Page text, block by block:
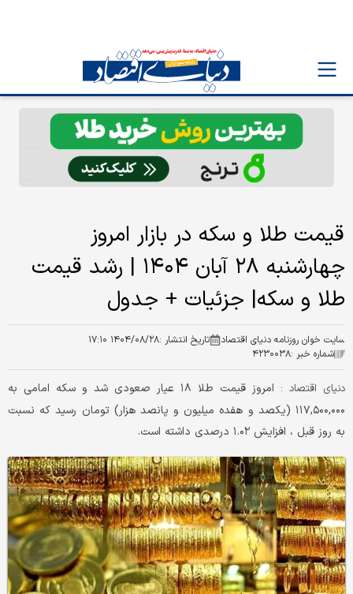
قیمت طلا و سکه در بازار امروز
چهارشنبه ۲۸ آبان ۱۴۰۴ | رشد قیمت
طلا و سکه| جزئیات + جدول
سایت خوان روزنامه دنیای اقتصاد تاریخ انتشار :۱۴۰۴/۰۸/۲۸ ۱۷:۱۰
شماره خبر :۴۲۳۰۰۳۸
دنیای اقتصاد :
امروز قیمت طلا ۱۸ عیار صعودی شد و سکه امامی به
۱۱۷,۵۰۰,۰۰۰ (یکصد و هفده میلیون و پانصد هزار) تومان رسید که نسبت
به روز قبل ، افزایش ۱.۰۲ درصدی داشته است.